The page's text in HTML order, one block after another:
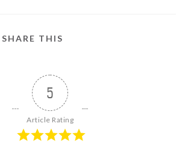
SHARE THIS
5
Article Rating